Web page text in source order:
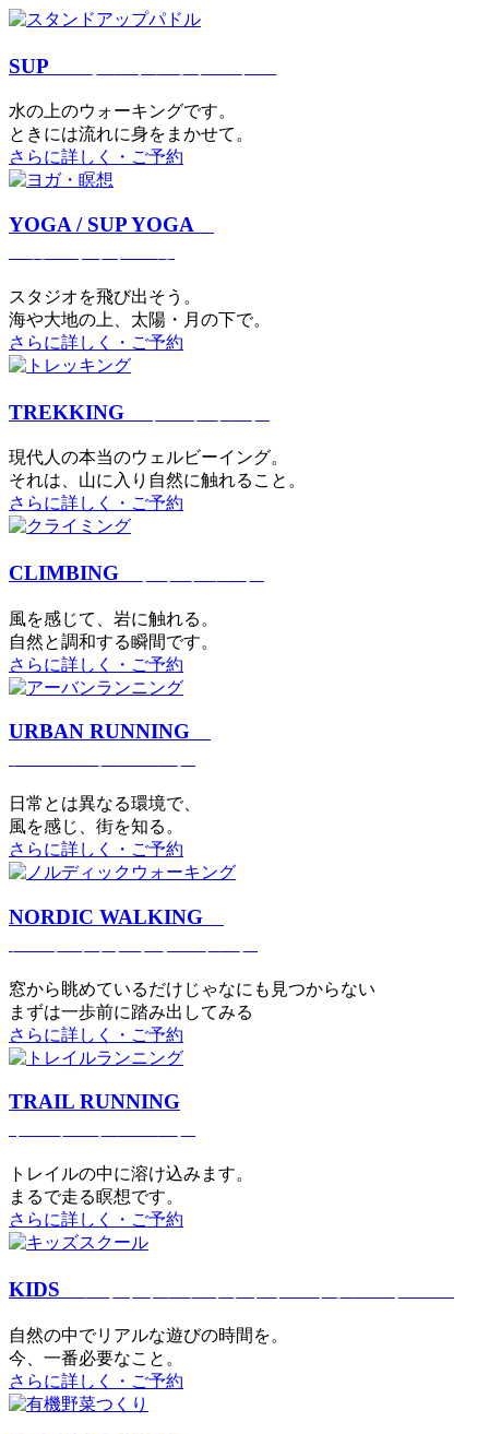
SUP
⽔の上のウォーキングです。
ときには流れに身をまかせて。
さらに詳しく・ご予約
YOGA / SUP YOGA
スタジオを⾶び出そう。
海や大地の上、太陽・⽉の下で。
さらに詳しく・ご予約
TREKKING
現代⼈の本当のウェルビーイング。
それは、⼭に⼊り⾃然に触れること。
さらに詳しく・ご予約
CLIMBING
⾵を感じて、岩に触れる。
⾃然と調和する瞬間です。
さらに詳しく・ご予約
URBAN RUNNING
日常とは異なる環境で、
風を感じ、街を知る。
さらに詳しく・ご予約
NORDIC WALKING
窓から眺めているだけじゃなにも見つからない
まずは一歩前に踏み出してみる
さらに詳しく・ご予約
TRAIL RUNNING
トレイルの中に溶け込みます。
まるで⾛る瞑想です。
さらに詳しく・ご予約
KIDS
⾃然の中でリアルな遊びの時間を。
今、⼀番必要なこと。
さらに詳しく・ご予約